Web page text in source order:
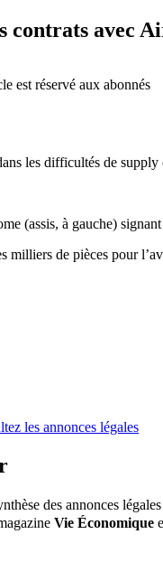
contrats avec
est réservé aux abonnés
les difficultés de
(assis, à gauche)
milliers de pièces pour
les annonces légales
des annonces
Vie Économique